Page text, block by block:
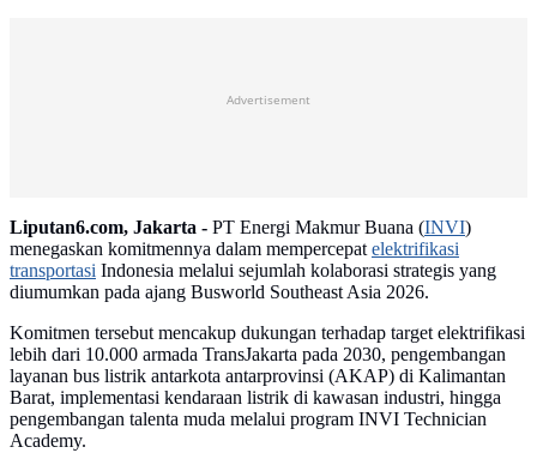
Advertisement
Liputan6.com, Jakarta - PT Energi Makmur Buana (INVI)
menegaskan komitmennya dalam mempercepatelektrifikasi
transportasi Indonesia melalui sejumlah kolaborasi strategis yang
diumumkan pada ajang Busworld Southeast Asia 2026.
Komitmen tersebut mencakup dukungan terhadap target elektrifikasi
lebih dari 10.000 armada TransJakarta pada 2030, pengembangan
layanan bus listrik antarkota antarprovinsi (AKAP) di Kalimantan
Barat, implementasi kendaraan listrik di kawasan industri, hingga
pengembangan talenta muda melalui program INVI Technician
Academy.